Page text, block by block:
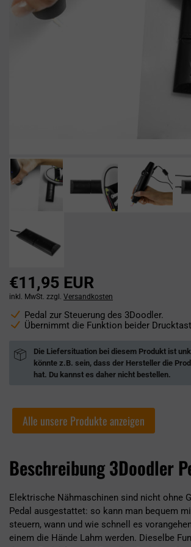
€11,95 EUR
inkl. MwSt. zzgl. Versandkosten
Pedal zur Steuerung des 3Doodler.
Übernimmt die Funktion beider
Die Liefersituation bei diesem Produkt ist
könnte z.B. sein, dass der Hersteller die
hat. Du kannst es daher nicht bestellen.
Alle unsere Produkte anzeigen
Beschreibung 3Doodler
Elektrische Nähmaschinen sind nicht ohne
Pedal ausgestattet: so kann man bequem
steuern, wann und wie schnell es
einem die Hände Lahm werden. Dieselbe